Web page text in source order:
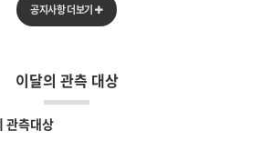
공지사항 더보기
이달의 관측 대상
관측대상